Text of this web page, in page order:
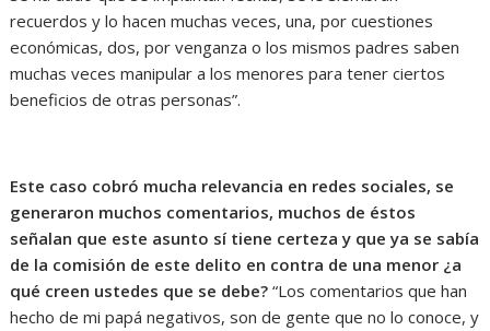
recuerdos y lo hacen muchas veces, una, por cuestiones
económicas, dos, por venganza o los mismos padres saben
muchas veces manipular a los menores para tener ciertos
beneficios de otras personas”.
Este caso cobró mucha relevancia en redes sociales, se
generaron muchos comentarios, muchos de éstos
señalan que este asunto sí tiene certeza y que ya se sabía
de la comisión de este delito en contra de una menor ¿a
qué creen ustedes que se debe? “Los comentarios que han
hecho de mi papá negativos, son de gente que no lo conoce, y